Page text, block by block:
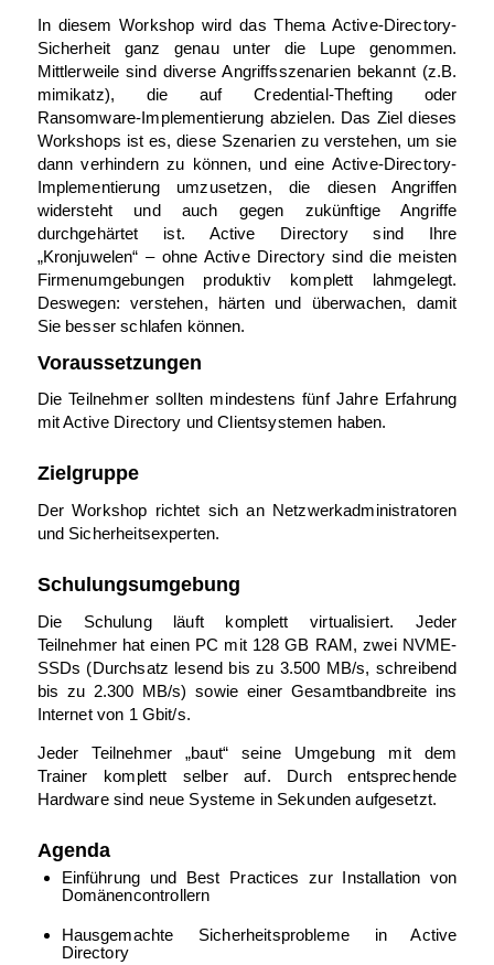
In diesem Workshop wird das Thema Active-Directory-
Sicherheit ganz genau unter die Lupe genommen.
Mittlerweile sind diverse Angriffsszenarien bekannt (z.B.
mimikatz), die auf Credential-Thefting oder
Ransomware-Implementierung abzielen. Das Ziel dieses
Workshops ist es, diese Szenarien zu verstehen, um sie
dann verhindern zu können, und eine Active-Directory-
Implementierung umzusetzen, die diesen Angriffen
widersteht und auch gegen zukünftige Angriffe
durchgehärtet ist. Active Directory sind Ihre
„Kronjuwelen“ – ohne Active Directory sind die meisten
Firmenumgebungen produktiv komplett lahmgelegt.
Deswegen: verstehen, härten und überwachen, damit
Sie besser schlafen können.
Voraussetzungen
Die Teilnehmer sollten mindestens fünf Jahre Erfahrung
mit Active Directory und Clientsystemen haben.
Zielgruppe
Der Workshop richtet sich an Netzwerkadministratoren
und Sicherheitsexperten.
Schulungsumgebung
Die Schulung läuft komplett virtualisiert. Jeder
Teilnehmer hat einen PC mit 128 GB RAM, zwei NVME-
SSDs (Durchsatz lesend bis zu 3.500 MB/s, schreibend
bis zu 2.300 MB/s) sowie einer Gesamtbandbreite ins
Internet von 1 Gbit/s.
Jeder Teilnehmer „baut“ seine Umgebung mit dem
Trainer komplett selber auf. Durch entsprechende
Hardware sind neue Systeme in Sekunden aufgesetzt.
Agenda
Einführung und Best Practices zur Installation von
Domänencontrollern
Hausgemachte Sicherheitsprobleme in Active
Directory